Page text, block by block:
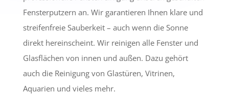
Fensterputzern an. Wir garantieren Ihnen klare und
streifenfreie Sauberkeit – auch wenn die Sonne
direkt hereinscheint. Wir reinigen alle Fenster und
Glasflächen von innen und außen. Dazu gehört
auch die Reinigung von Glastüren, Vitrinen,
Aquarien und vieles mehr.